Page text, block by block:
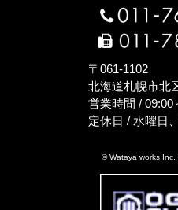
〒061-1102
北海道札幌市北
営業時間 /
定休日 / 水曜日
© Wataya works Inc.